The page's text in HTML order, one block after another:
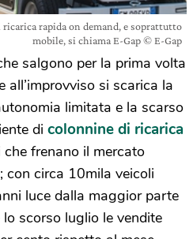
rapida on demand, e soprattutto
mobile, si chiama E-Gap © E-Gap
salgono per la prima volta
all’improvviso si scarica la
limitata e la scarso
di colonnine di ricarica
frenano il mercato
con circa 10mila veicoli
luce dalla maggior parte
scorso luglio le vendite